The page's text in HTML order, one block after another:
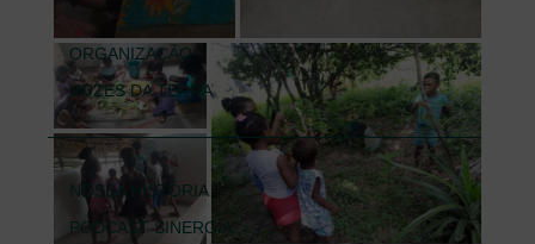
NOSSA HISTÓRIA
ORGANIZAÇÃO
PODCAST SINERGIA
VOZES DA TERRA